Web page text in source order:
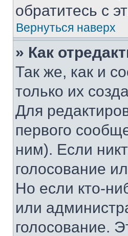
обратитесь с
Вернуться наверх
» Как
Так же, как и
только их
Для
первого
ним). Если
голосование
Но если кто-
или
голосование.